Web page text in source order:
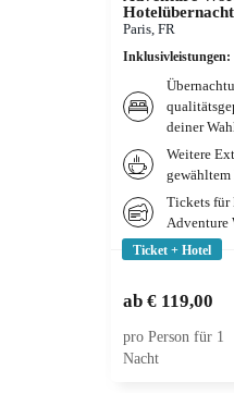
Paris, FR
Inklusivleistungen:
deiner
Weitere
Tickets für
Adventure
Ticket + Hotel
ab € 119,00
pro Person für 1
Nacht